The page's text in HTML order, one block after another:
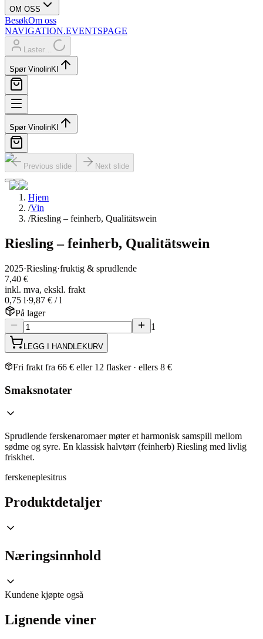
OM OSS
BesøkOm oss
NAVIGATION.EVENTSPAGE
Laster…
Spør VinolinKI
Spør VinolinKI
Previous slide Next slide
Hjem
/Vin
/Riesling – feinherb, Qualitätswein
Riesling – feinherb, Qualitätswein
2025·Riesling·fruktig & sprudlende
7,40 €
inkl. mva, ekskl. frakt
0,75 l·9,87 € / l
På lager
1
LEGG I HANDLEKURV
Fri frakt fra 66 € eller 12 flasker · ellers 8 €
Smaksnotater
Sprudlende ferskenaromaer møter et harmonisk samspill mellom
sødme og syre. En klassisk halvtørr (feinherb) Riesling med livlig
friskhet.
ferskeneplesitrus
Produktdetaljer
Næringsinnhold
Kundene kjøpte også
Lignende viner